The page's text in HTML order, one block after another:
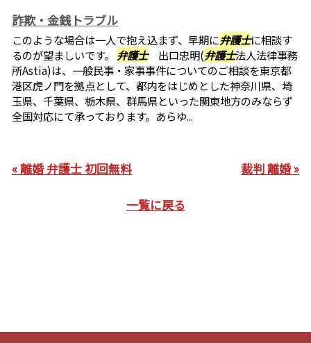
詐欺・金銭トラブル
このような場合は一人で抱え込まず、早期に弁護士に相談す
るのが望ましいです。 弁護士出口忠明(弁護士法人法律事務
所Astia)は、一般民事・家事事件についてのご相談を東京都
港区虎ノ門を拠点として、都内をはじめとした神奈川県、埼
玉県、千葉県、栃木県、群馬県といった関東地方のみならず
全国対応にて承っております。あらゆ...
« 離婚 弁護士 初回無料 裁判 離婚 »
一覧に戻る